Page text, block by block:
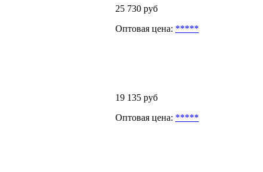
25 730 руб
Оптовая цена: *****
19 135 руб
Оптовая цена: *****